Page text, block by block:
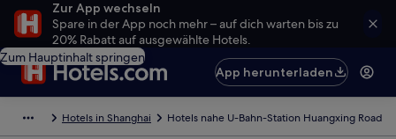
Zur App wechseln
Spare in der App noch mehr – auf dich warten bis zu
20% Rabatt auf ausgewählte Hotels.
Zum Hauptinhalt springen
App herunterladen
Hotels in Shanghai Hotels nahe U-Bahn-Station Huangxing Road